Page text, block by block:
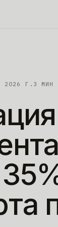
2026 Г. 3 МИН